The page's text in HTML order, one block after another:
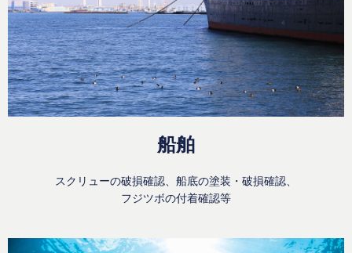
船舶
スクリューの破損確認、船底の塗装・破損確認、
フジツボの付着確認等